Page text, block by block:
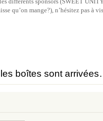
qu’on mange?), n’hésitez pas à
boîtes sont